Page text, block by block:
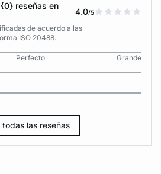
reseñas en
4.0/5
de acuerdo a las
ISO 20488.
Perfecto
Grande
todas las reseñas